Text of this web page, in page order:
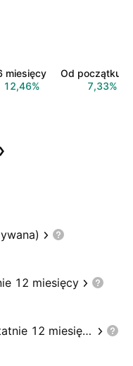
miesięcy
12,46%
Od początku
7,33%
12 miesięcy
Podstawowy zysk na akcję (ostatnie 12 miesięcy)